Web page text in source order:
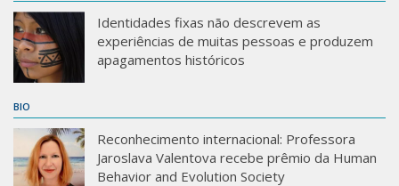
Identidades fixas não descrevem as
experiências de muitas pessoas e produzem
apagamentos históricos
BIO
Reconhecimento internacional: Professora
Jaroslava Valentova recebe prêmio da Human
Behavior and Evolution Society